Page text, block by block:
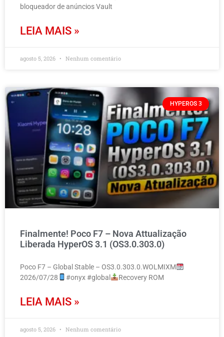
bloqueador de anúncios Vault
LEIA MAIS »
agosto 5, 2026 Nenhum comentário
HYPEROS 3
Finalmente! Poco F7 – Nova Attualização
Liberada HyperOS 3.1 (OS3.0.303.0)
Poco F7 – Global Stable – OS3.0.303.0.WOLMIXM
2026/07/28
#onyx #global Recovery ROM
LEIA MAIS »
agosto 5, 2026 Nenhum comentário